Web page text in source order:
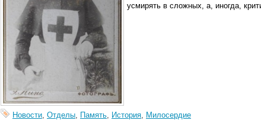
усмирять в сложных, а, иногда,
Новости, Отделы, Память, История, Милосердие